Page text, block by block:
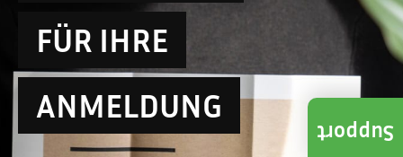
Support
FÜR IHRE
ANMELDUNG